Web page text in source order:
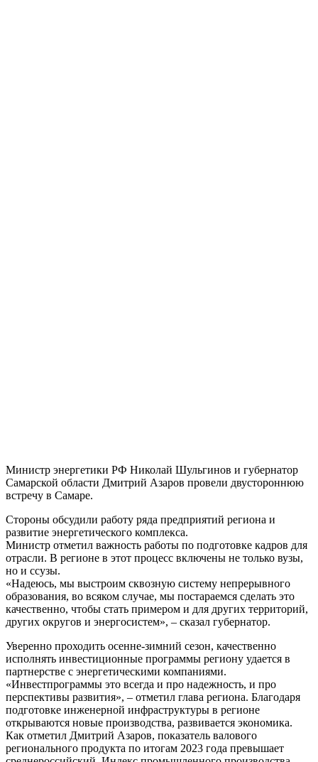
Министр энергетики РФ Николай Шульгинов и губернатор
Самарской области Дмитрий Азаров провели двустороннюю
встречу в Самаре.
Стороны обсудили работу ряда предприятий региона и
развитие энергетического комплекса.
Министр отметил важность работы по подготовке кадров для
отрасли. В регионе в этот процесс включены не только вузы,
но и ссузы.
«Надеюсь, мы выстроим сквозную систему непрерывного
образования, во всяком случае, мы постараемся сделать это
качественно, чтобы стать примером и для других территорий,
других округов и энергосистем», – сказал губернатор.
Уверенно проходить осенне-зимний сезон, качественно
исполнять инвестиционные программы региону удается в
партнерстве с энергетическими компаниями.
«Инвестпрограммы это всегда и про надежность, и про
перспективы развития», – отметил глава региона. Благодаря
подготовке инженерной инфраструктуры в регионе
открываются новые производства, развивается экономика.
Как отметил Дмитрий Азаров, показатель валового
регионального продукта по итогам 2023 года превышает